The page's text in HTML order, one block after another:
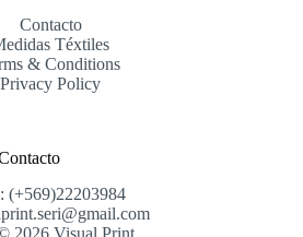
Contacto
Téxtiles
& Conditions
Privacy Policy
(+569)22203984
2026 Visual Print